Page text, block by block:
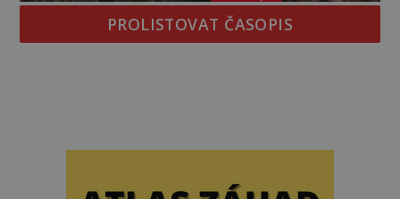
PROLISTOVAT ČASOPIS